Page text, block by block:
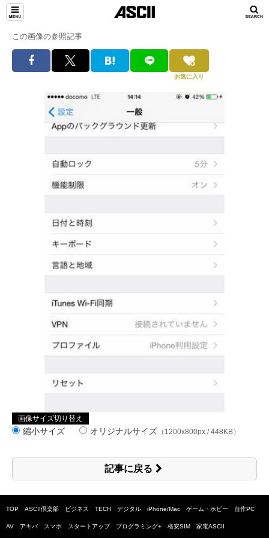
この画像の参照記事
お気に入り
画像サイズ切り替え
縮小サイズ オリジナルサイズ （1200x800px / 448KB）
記事に戻る
TOP ASCII倶楽部 ビジネス TECH デジタル iPhone/Mac ゲーム・ホビー 自作PC
AV アキバ スマホ スタートアップ プログラミング+ 格安SIM 家電ASCII